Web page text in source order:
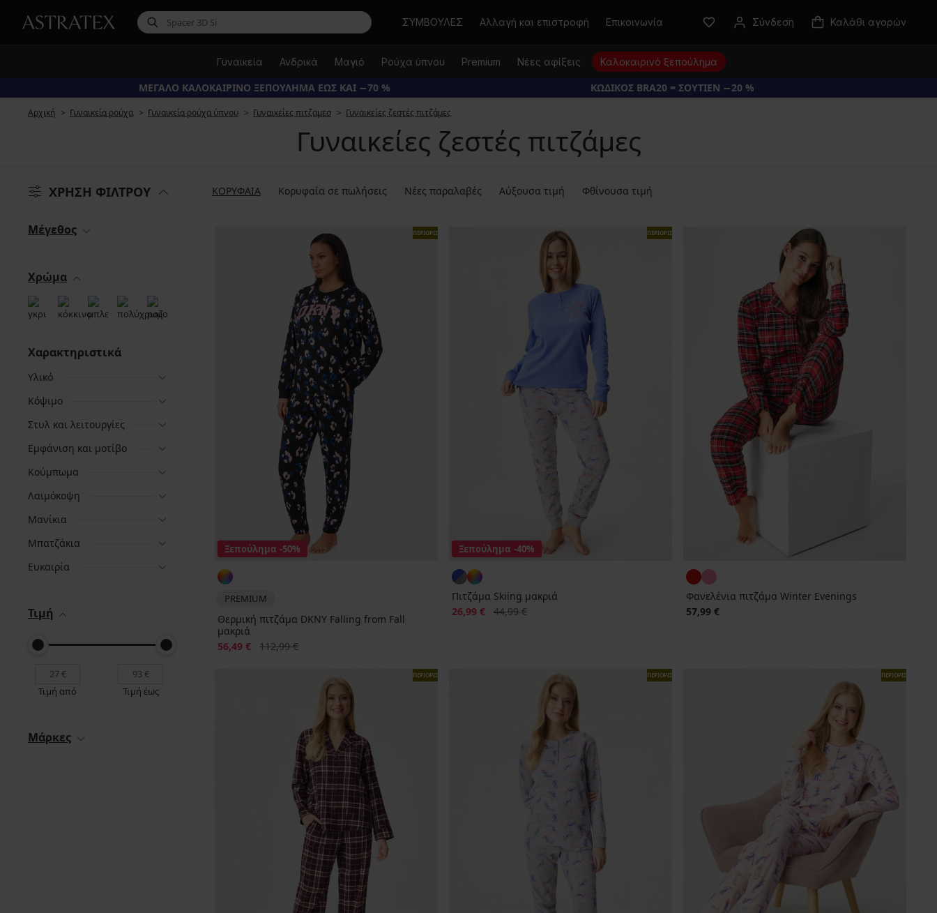
Αναζήτηση
ΣΥΜΒΟΥΛΕΣ Αλλαγή και επιστροφή Επικοινωνία Σύνδεση Καλάθι αγορών
Γυναικεία Ανδρικά Μαγιό Ρούχα ύπνου Premium Νέες αφίξεις Καλοκαιρινό ξεπούλημα
ΜΕΓΑΛΟ ΚΑΛΟΚΑΙΡΙΝΟ ΞΕΠΟΥΛΗΜΑ ΕΩΣ ΚΑΙ −70 % ΚΩΔΙΚΟΣ BRA20 = ΣΟΥΤΙΕΝ −20 %
Αρχική Γυναικεία ρούχα Γυναικεία ρούχα ύπνου Γυναικείες πιτζαμεσ Γυναικείες ζεστές πιτζάμες
Γυναικείες ζεστές πιτζάμες
ΧΡΗΣΗ ΦΙΛΤΡΟΥ ΚΟΡΥΦΑΙΑ Κορυφαία σε πωλήσεις Νέες παραλαβές Αύξουσα τιμή Φθίνουσα τιμή
Μέγεθος
Χρώμα
Χαρακτηριστικά
Υλικό
Κόψιμο
Στυλ και λειτουργίες
Εμφάνιση και μοτίβο
Κούμπωμα
Λαιμόκοψη
Μανίκια
Μπατζάκια
Ευκαιρία
Τιμή
Τιμή από Τιμή έως
Μάρκες
ΠΕΡΙΟΡΙΣΜΕΝΑ
Ξεπούλημα -50%
PREMIUM
Θερμική πιτζάμα DKNY Falling from Fall
μακριά
Έκπτωση
56,49 € Αρχική τιμή
112,99 €
ΠΕΡΙΟΡΙΣΜΕΝΑ
Ξεπούλημα -40%
Πιτζάμα Skiing μακριά
Έκπτωση
26,99 € Αρχική τιμή
44,99 €
Φανελένια πιτζάμα Winter Evenings
57,99 €
ΠΕΡΙΟΡΙΣΜΕΝΑ ΠΕΡΙΟΡΙΣΜΕΝΑ ΠΕΡΙΟΡΙΣΜΕΝΑ